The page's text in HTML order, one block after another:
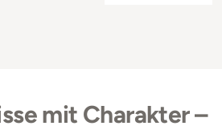
mit Charakter –